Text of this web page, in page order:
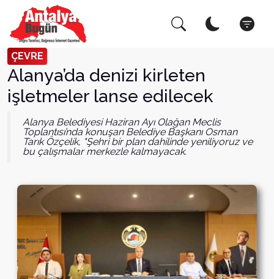
ÇEVRE
Alanya’da denizi kirleten
işletmeler lanse edilecek
Alanya Belediyesi Haziran Ayı Olağan Meclis
Toplantısı’nda konuşan Belediye Başkanı Osman
Tarık Özçelik, "Şehri bir plan dahilinde yeniliyoruz ve
bu çalışmalar merkezle kalmayacak.
Arama Yap! Kapat